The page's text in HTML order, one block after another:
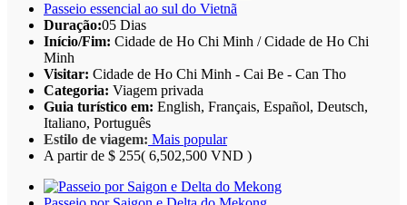
Passeio essencial ao sul do Vietnã
Duração:05 Dias
Início/Fim: Cidade de Ho Chi Minh / Cidade de Ho Chi
Minh
Visitar: Cidade de Ho Chi Minh - Cai Be - Can Tho
Categoria: Viagem privada
Guia turístico em: English, Français, Español, Deutsch,
Italiano, Português
Estilo de viagem: Mais popular
A partir de $ 255( 6,502,500 VND )